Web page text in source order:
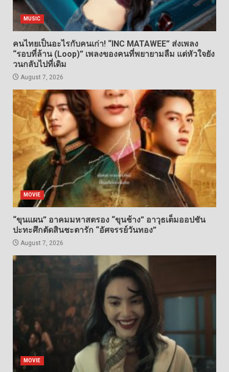
MUSIC
คนไทยเป็นอะไรกับคนเก่า! “INC MATAWEE” ส่งเพลง
“รอบที่ล้าน (Loop)” เพลงของคนที่พยายามลืม แต่หัวใจยัง
วนกลับไปที่เดิม
August 7, 2026
MOVIE
“ขุนแผน” อาคมมหาสตรอง “ขุนช้าง” อาวุธเต็มออปชัน
ปะทะศึกตัดสินชะตารัก “อัศจรรย์วันทอง”
August 7, 2026
MOVIE